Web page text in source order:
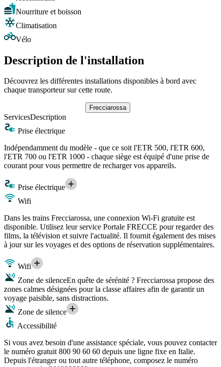
Nourriture et boisson
Climatisation
Vélo
Description de l'installation
Découvrez les différentes installations disponibles à bord avec
chaque transporteur sur cette route.
Frecciarossa
ServicesDescription
Prise électrique
Indépendamment du modèle - que ce soit l'ETR 500, l'ETR 600,
l'ETR 700 ou l'ETR 1000 - chaque siège est équipé d'une prise de
courant pour vous permettre de recharger vos appareils.
Prise électrique
Wifi
Dans les trains Frecciarossa, une connexion Wi-Fi gratuite est
disponible. Utilisez leur service Portale FRECCE pour regarder des
films, la télévision et suivre l'actualité. Il fournit également des mises
à jour sur les voyages et des options de réservation supplémentaires.
Wifi
Zone de silenceEn quête de sérénité ? Frecciarossa propose des
zones calmes désignées pour la classe affaires afin de garantir un
voyage paisible, sans distractions.
Zone de silence
Accessibilité
Si vous avez besoin d'une assistance spéciale, vous pouvez contacter
le numéro gratuit 800 90 60 60 depuis une ligne fixe en Italie.
Depuis l'étranger ou tout autre téléphone, composez le numéro